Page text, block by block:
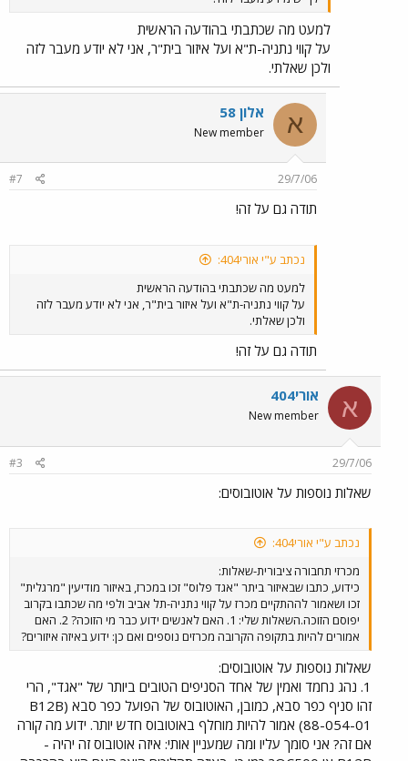
למעט מה שכתבתי בהודעה הראשית
על קווי נתניה-ת"א ועל איזור בית"ר, אני לא יודע מעבר לזה
ולכן שאלתי.
א אלון 58
New member
29/7/06
#7
תודה גם על זה!
נכתב ע"י אורי404:
למעט מה שכתבתי בהודעה הראשית
על קווי נתניה-ת"א ועל איזור בית"ר, אני לא יודע מעבר לזה
ולכן שאלתי.
תודה גם על זה!
א אורי404
New member
29/7/06
#3
שאלות נוספות על אוטובוסים:
נכתב ע"י אורי404:
מכרזי תחבורה ציבורית-שאלות:
כידוע, כתבו שבאיזור ביתר "אגד פלוס" זכו במכרז, באיזור מודיעין "מרגלית"
זכו ושאמור לההתקיים מכרז על קווי נתניה-תל אביב ולפי מה שכתבו בקרוב
יפוסם הזוכה.השאלות שלי: 1. האם לאנשים ידוע כבר מי הזוכה? 2. האם
אמורים להיות בתקופה הקרובה מכרזים נוספים ואם כן: ידוע באיזה איזורים?
שאלות נוספות על אוטובוסים:
1. נהג נחמד ואמין של אחד הסניפים הטובים ביותר של "אגד", הרי
זהו סניף כפר סבא, כמובן, האוטובוס של הפועל כפר סבא (B12B
88-054-01) אמור להיות מוחלף באוטובוס חדש יותר. ידוע מה קורה
אם זה? אני סומך עליו ומה שמעניין אותי: איזה אוטובוס זה יהיה -